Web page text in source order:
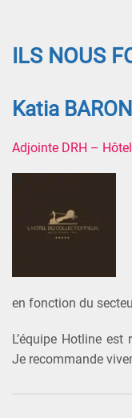
ILS NOUS
Katia BARON
Adjointe DRH –
en fonction du
L’équipe Hotline
Je recommande